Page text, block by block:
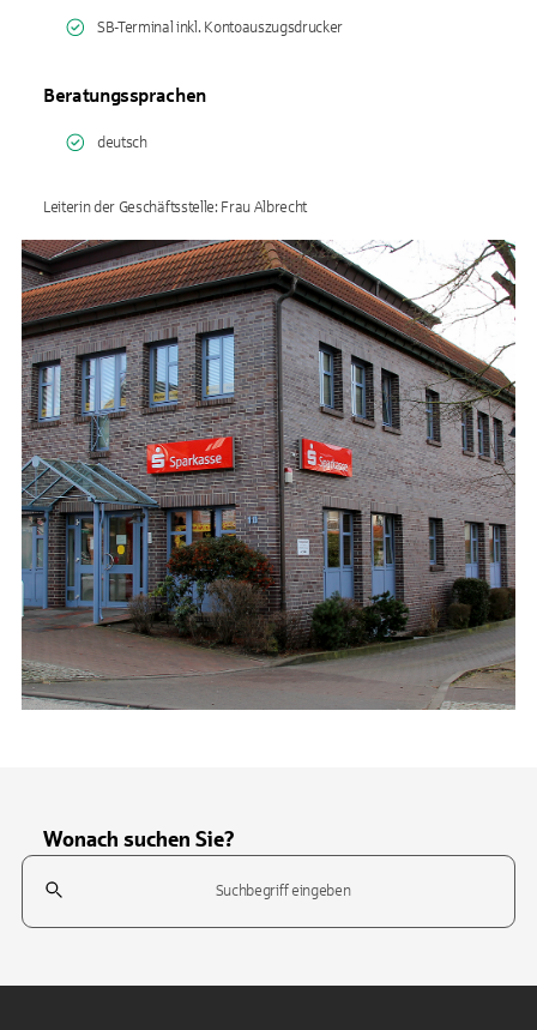
SB-Terminal inkl. Kontoauszugsdrucker
Beratungssprachen
deutsch
Leiterin der Geschäftsstelle: Frau Albrecht
Wonach suchen Sie?
Suchfeld